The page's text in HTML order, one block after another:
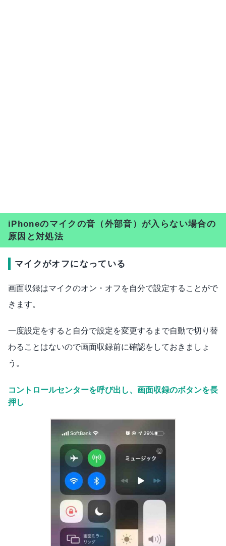
iPhoneのマイクの音（外部音）が入らない場合の
原因と対処法
マイクがオフになっている
画面収録はマイクのオン・オフを自分で設定することがで
きます。
一度設定をすると自分で設定を変更するまで自動で切り替
わることはないので画面収録前に確認をしておきましょ
う。
コントロールセンターを呼び出し、画面収録のボタンを長
押し